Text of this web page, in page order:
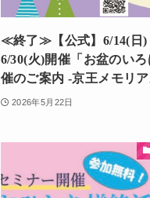
≪終了≫【公式】6/14(日)
6/30(火)開催「お盆のい
催のご案内 -京王メモリ
2026年5月22日